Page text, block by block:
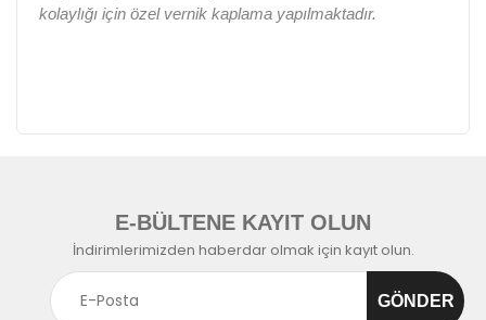
kolaylığı için özel vernik kaplama yapılmaktadır.
E-BÜLTENE KAYIT OLUN
İndirimlerimizden haberdar olmak için kayıt olun.